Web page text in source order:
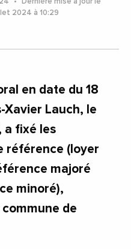
2024 à 10:29
en date du 18
Xavier Lauch, le
a fixé les
référence (loyer
majoré
minoré),
de